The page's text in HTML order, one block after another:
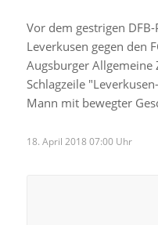
Vor dem gestrigen
Leverkusen gegen den
Augsburger
Schlagzeile
Mann mit bewegter
18. April 2018 07:00 Uhr